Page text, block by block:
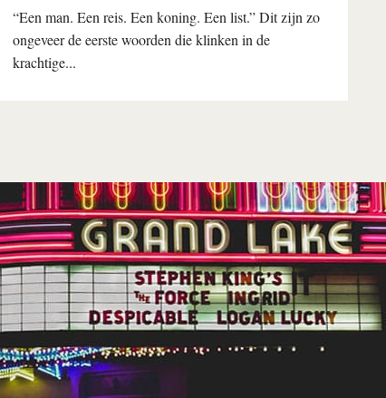
“Een man. Een reis. Een koning. Een list.” Dit zijn zo
ongeveer de eerste woorden die klinken in de
krachtige...